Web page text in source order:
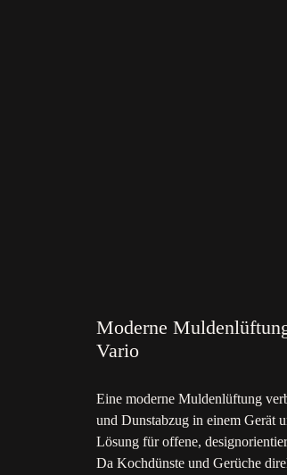
Moderne
Vario
Eine moderne Muldenlüftung
und Dunstabzug in einem Gerät
Lösung für offene,
Da Kochdünste und Gerüche